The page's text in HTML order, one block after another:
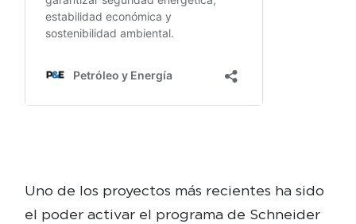
Uno de los proyectos más recientes ha sido
el poder activar el programa de Schneider